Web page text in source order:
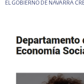
CURRENT-PAGE
EL GOBIERNO DE NAVARRA